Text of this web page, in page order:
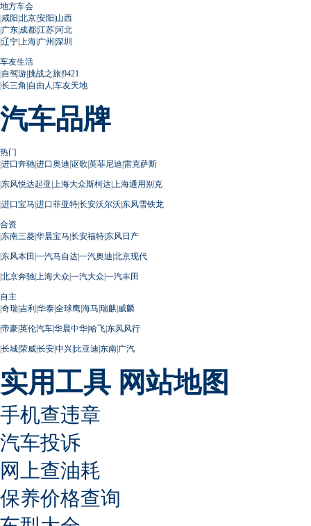
地方车会
|咸阳|北京|安阳|山西
|广东|成都|江苏|河北
|辽宁| 上海|广州 |深圳
车友生活
|自驾游|挑战之旅|9421
|长三角 |自由人 |车友天地
汽车品牌
热门
|进口奔驰|进口奥迪|讴歌|英菲尼迪|雷克萨斯
|东风悦达起亚| 上海大众斯柯达| 上海通用别克
|进口宝马|进口菲亚特|长安沃尔沃|东风雪铁龙
合资
|东南三菱|华晨宝马|长安福特|东风日产
|东风本田 |一汽马自达|一汽奥迪|北京现代
|北京奔驰| 上海大众|一汽大众|一汽丰田
自主
|奇瑞|吉利|华泰|全球鹰|海马|瑞麒|威麟
|帝豪|英伦汽车|华晨中华|哈飞|东风风行
|长城|荣威|长安|中兴|比亚迪|东南|广汽
实用工具 网站地图
手机查违章
汽车投诉
网上查油耗
保养价格查询